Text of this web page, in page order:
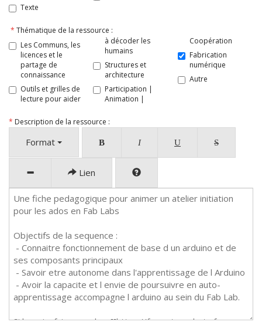
Texte
* Thématique de la ressource :
Les Communs, les
licences et le
partage de
connaissance
Outils et grilles de
lecture pour aider
à décoder les
humains
Structures et
architecture
Participation |
Animation |
Coopération
Fabrication
numérique
Autre
* Description de la ressource :
Format B I U S
Lien